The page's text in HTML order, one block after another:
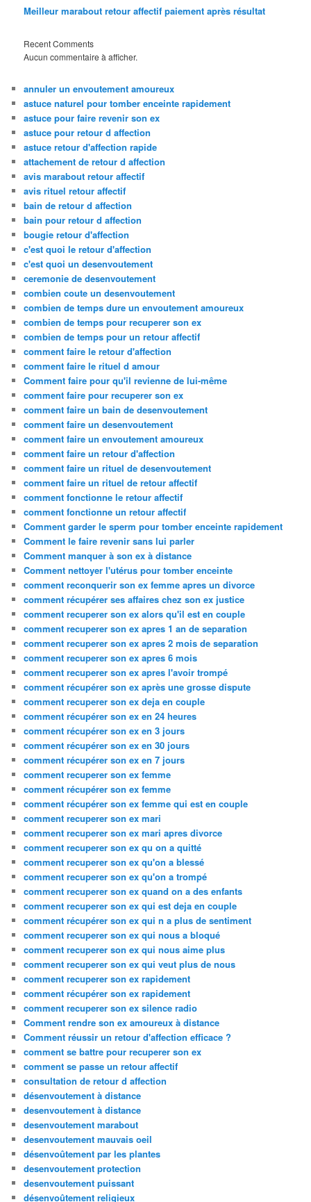
Meilleur marabout retour affectif paiement après résultat
Recent Comments
Aucun commentaire à afficher.
annuler un envoutement amoureux
astuce naturel pour tomber enceinte rapidement
astuce pour faire revenir son ex
astuce pour retour d affection
astuce retour d'affection rapide
attachement de retour d affection
avis marabout retour affectif
avis rituel retour affectif
bain de retour d affection
bain pour retour d affection
bougie retour d'affection
c'est quoi le retour d'affection
c'est quoi un desenvoutement
ceremonie de desenvoutement
combien coute un desenvoutement
combien de temps dure un envoutement amoureux
combien de temps pour recuperer son ex
combien de temps pour un retour affectif
comment faire le retour d'affection
comment faire le rituel d amour
Comment faire pour qu'il revienne de lui-même
comment faire pour recuperer son ex
comment faire un bain de desenvoutement
comment faire un desenvoutement
comment faire un envoutement amoureux
comment faire un retour d'affection
comment faire un rituel de desenvoutement
comment faire un rituel de retour affectif
comment fonctionne le retour affectif
comment fonctionne un retour affectif
Comment garder le sperm pour tomber enceinte rapidement
Comment le faire revenir sans lui parler
Comment manquer à son ex à distance
Comment nettoyer l'utérus pour tomber enceinte
comment reconquerir son ex femme apres un divorce
comment récupérer ses affaires chez son ex justice
comment recuperer son ex alors qu'il est en couple
comment recuperer son ex apres 1 an de separation
comment recuperer son ex apres 2 mois de separation
comment recuperer son ex apres 6 mois
comment recuperer son ex apres l'avoir trompé
comment récupérer son ex après une grosse dispute
comment recuperer son ex deja en couple
comment récupérer son ex en 24 heures
comment récupérer son ex en 3 jours
comment récupérer son ex en 30 jours
comment récupérer son ex en 7 jours
comment recuperer son ex femme
comment récupérer son ex femme
comment récupérer son ex femme qui est en couple
comment recuperer son ex mari
comment recuperer son ex mari apres divorce
comment recuperer son ex qu on a quitté
comment recuperer son ex qu'on a blessé
comment recuperer son ex qu'on a trompé
comment recuperer son ex quand on a des enfants
comment recuperer son ex qui est deja en couple
comment récupérer son ex qui n a plus de sentiment
comment recuperer son ex qui nous a bloqué
comment recuperer son ex qui nous aime plus
comment recuperer son ex qui veut plus de nous
comment recuperer son ex rapidement
comment récupérer son ex rapidement
comment recuperer son ex silence radio
Comment rendre son ex amoureux à distance
Comment réussir un retour d'affection efficace ?
comment se battre pour recuperer son ex
comment se passe un retour affectif
consultation de retour d affection
désenvoutement à distance
desenvoutement à distance
desenvoutement marabout
desenvoutement mauvais oeil
désenvoûtement par les plantes
desenvoutement protection
desenvoutement puissant
désenvoûtement religieux